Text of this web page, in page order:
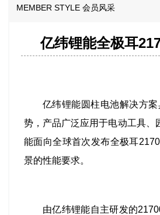
MEMBER STYLE 会员风采
亿纬锂能全极耳
亿纬锂能圆柱电池解决方
势，产品广泛应用于电动工具、
能面向全球首次发布全极耳
景的性能要求。
由亿纬锂能自主研发的